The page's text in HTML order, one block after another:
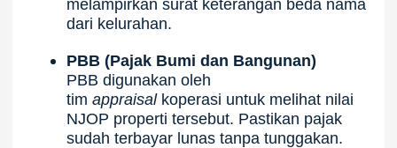
melampirkan surat keterangan beda nama
dari kelurahan.
PBB (Pajak Bumi dan Bangunan)
PBB digunakan oleh
tim appraisalkoperasi untuk melihat nilai
NJOP properti tersebut. Pastikan pajak
sudah terbayar lunas tanpa tunggakan.